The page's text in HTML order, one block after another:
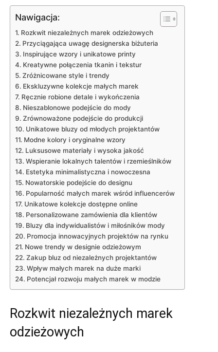
Nawigacja:
Rozkwit niezależnych marek ‌odzieżowych
Przyciągająca​ uwagę​ designerska biżuteria
Inspirujące wzory i⁢ unikatowe⁣ printy
Kreatywne połączenia tkanin i tekstur
Zróżnicowane​ style i trendy
Ekskluzywne kolekcje małych marek
Ręcznie robione detale i wykończenia
Nieszablonowe podejście do mody
Zrównoważone podejście do produkcji
Unikatowe‍ bluzy ​od młodych projektantów
Modne kolory i oryginalne wzory
Luksusowe materiały i wysoka jakość
Wspieranie lokalnych⁣ talentów i rzemieślników
Estetyka‍ minimalistyczna i nowoczesna
Nowatorskie podejście do designu
Popularność małych marek wśród influencerów
Unikatowe kolekcje dostępne online
Personalizowane zamówienia dla ‌klientów
Bluzy⁤ dla indywidualistów i miłośników⁢ mody
Promocja innowacyjnych projektów‌ na rynku
Nowe trendy w designie odzieżowym
Zakup ⁣bluz‌ od ⁣niezależnych projektantów
Wpływ małych marek ⁤na ⁣duże marki
Potencjał rozwoju małych marek ⁣w modzie
Rozkwit niezależnych marek
‌odzieżowych